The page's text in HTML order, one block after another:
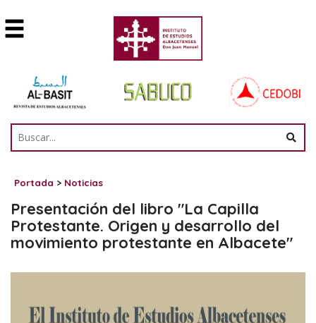
Portada > Noticias
Presentación del libro "La Capilla
Protestante. Origen y desarrollo del
movimiento protestante en Albacete"